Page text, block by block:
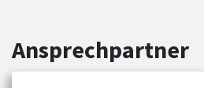
Ansprechpartner